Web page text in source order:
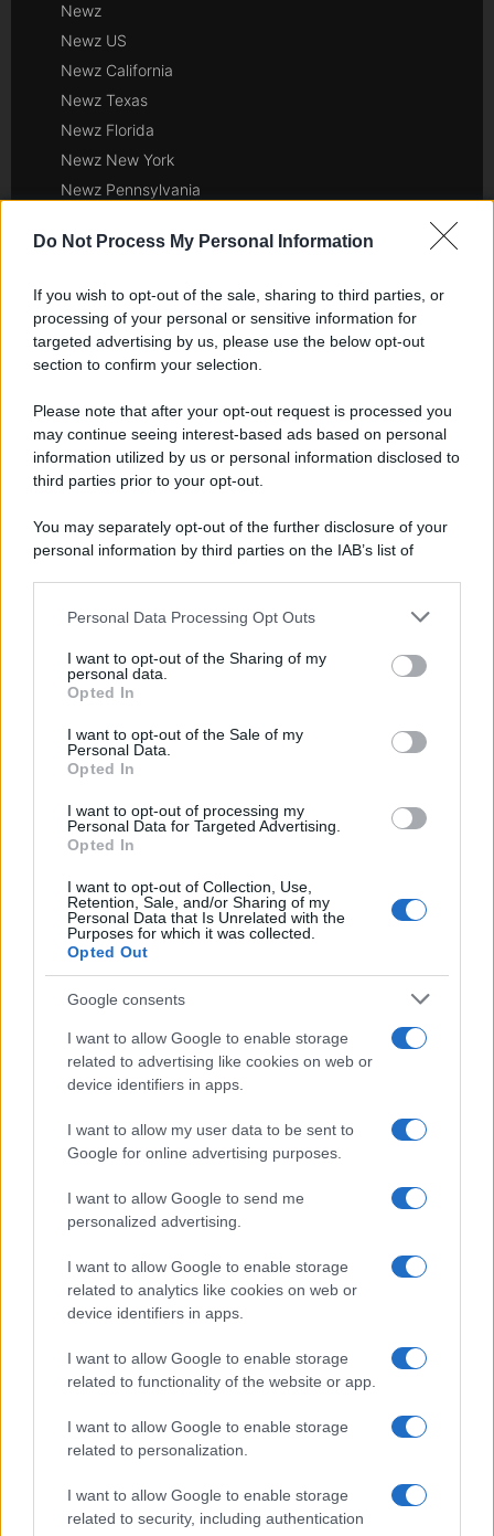
Do Not Process My Personal Information
If you wish to opt-out of the sale, sharing to third parties, or
processing of your personal or sensitive information for
targeted advertising by us, please use the below opt-out
section to confirm your selection.
Please note that after your opt-out request is processed you
may continue seeing interest-based ads based on personal
information utilized by us or personal information disclosed to
third parties prior to your opt-out.
You may separately opt-out of the further disclosure of your
personal information by third parties on the IAB’s list of
This information may also be disclosed by us to third parties
disclose it to other third parties.
Please note that this website/app uses one or more Google
services and may gather and store information including but
not limited to your visit or usage behaviour. You may click to
grant or deny consent to Google and its third-party tags to
consent section.
Personal Data Processing Opt Outs
I want to opt-out of the Sharing of my
personal data.
Opted In
I want to opt-out of the Sale of my
Personal Data.
Opted In
I want to opt-out of processing my
Personal Data for Targeted Advertising.
Opted In
I want to opt-out of Collection, Use,
Retention, Sale, and/or Sharing of my
Personal Data that Is Unrelated with the
Purposes for which it was collected.
Opted Out
Google consents
I want to allow Google to enable storage
related to advertising like cookies on web or
device identifiers in apps.
I want to allow my user data to be sent to
Google for online advertising purposes.
I want to allow Google to send me
personalized advertising.
I want to allow Google to enable storage
related to analytics like cookies on web or
device identifiers in apps.
I want to allow Google to enable storage
related to functionality of the website or app.
I want to allow Google to enable storage
related to personalization.
I want to allow Google to enable storage
related to security, including authentication
Newz
Newz US
Newz California
Newz Texas
Newz Florida
Newz New York
Newz Pennsylvania
Newz Ohio
Hig Tech Mag
Scoop Mag
Lgbtqia News
Day Travel 365
Home Magazine 365
Cineverse Magazine
SecondHomeMagazine
Francia
InvestirMag
Germania
Investieren24
UK
Lgbtq News
Investeren 24